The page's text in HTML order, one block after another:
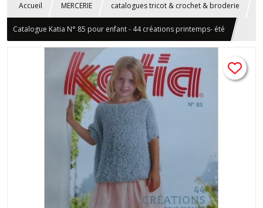
Accueil MERCERIE catalogues tricot & crochet & broderie
Catalogue Katia N° 85 pour enfant - 44 créations printemps- été